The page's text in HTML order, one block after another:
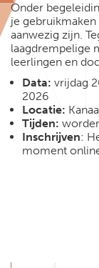
Onder
je
aanwezig zijn.
laagdrempelige
leerlingen en
Data: vrijdag
2026
Locatie:
Tijden:
Inschrijven:
moment